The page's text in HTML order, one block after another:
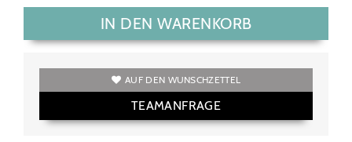
IN DEN WARENKORB
AUF DEN WUNSCHZETTEL
TEAMANFRAGE